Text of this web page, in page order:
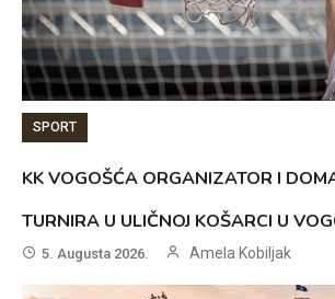
SPORT
KK VOGOŠĆA ORGANIZATOR I
TURNIRA U ULIČNOJ KOŠARCI U
5. Augusta 2026. Amela Kobiljak